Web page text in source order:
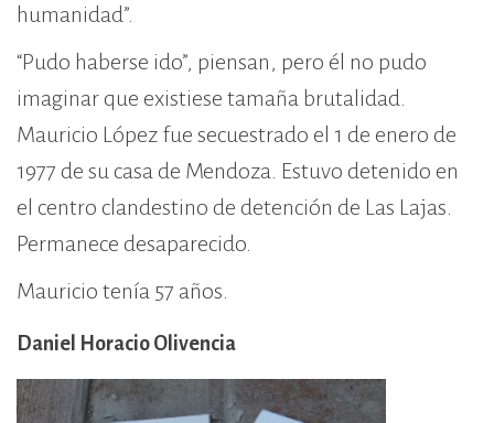
humanidad”.
“Pudo haberse ido”, piensan, pero él no pudo
imaginar que existiese tamaña brutalidad.
Mauricio López fue secuestrado el 1 de enero de
1977 de su casa de Mendoza. Estuvo detenido en
el centro clandestino de detención de Las Lajas.
Permanece desaparecido.
Mauricio tenía 57 años.
Daniel Horacio Olivencia